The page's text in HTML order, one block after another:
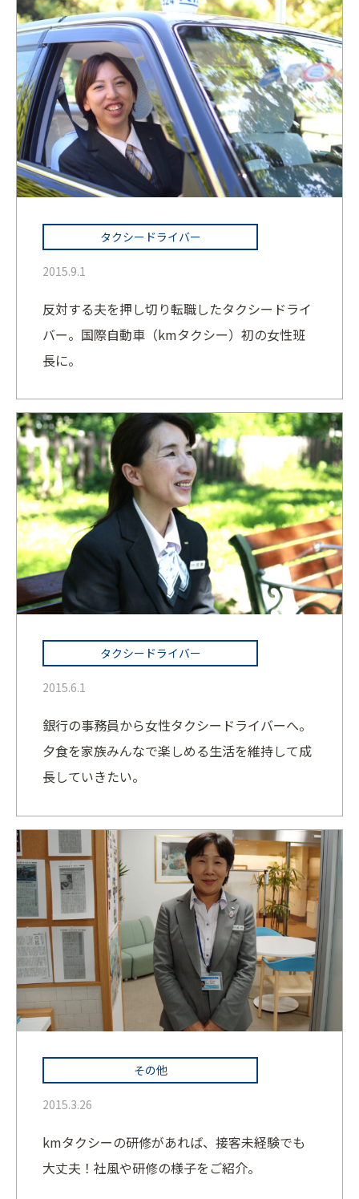
タクシードライバー
2015.9.1
反対する夫を押し切り転職したタクシードライ
バー。国際自動車（kmタクシー）初の女性班
長に。
タクシードライバー
2015.6.1
銀行の事務員から女性タクシードライバーへ。
夕食を家族みんなで楽しめる生活を維持して成
長していきたい。
その他
2015.3.26
kmタクシーの研修があれば、接客未経験でも
大丈夫！社風や研修の様子をご紹介。